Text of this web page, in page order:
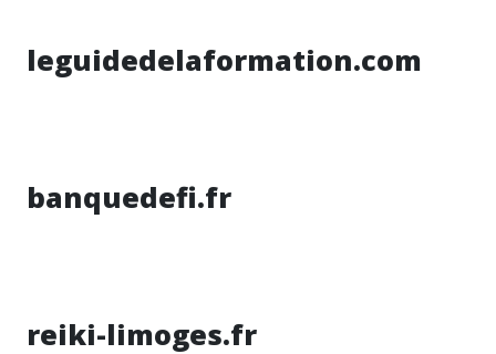
leguidedelaformation.com
banquedefi.fr
reiki-limoges.fr